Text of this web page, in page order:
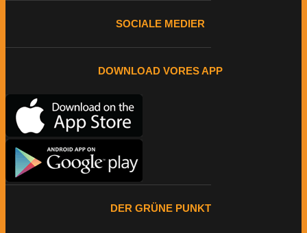
SOCIALE MEDIER
DOWNLOAD VORES APP
DER GRÜNE PUNKT